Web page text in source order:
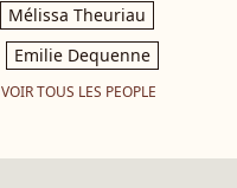
Mélissa Theuriau
Emilie Dequenne
VOIR TOUS LES PEOPLE